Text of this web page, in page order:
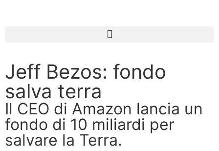
Jeff Bezos: fondo
salva terra
Il CEO di Amazon lancia un
fondo di 10 miliardi per
salvare la Terra.